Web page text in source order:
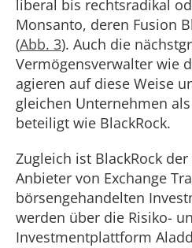
liberal bis rechtsradikal
Monsanto, deren Fusion
(Abb. 3). Auch die
Vermögensverwalter wie
agieren auf diese Weise
gleichen Unternehmen
beteiligt wie BlackRock.
Zugleich ist BlackRock
Anbieter von Exchange
börsengehandelten
werden über die Risiko-
Investmentplattform